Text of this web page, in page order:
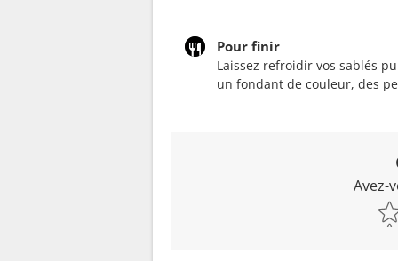
Pour finir
Laissez refroidir vos sablés
un fondant de couleur, des
Avez-